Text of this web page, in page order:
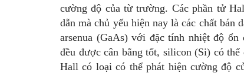
cường độ của từ trường. Các phần tử
dẫn mà chủ yếu hiện nay là các chất
arsenua (GaAs) với đặc tính nhiệt độ
đều được cân bằng tốt, silicon (Si) có
Hall có loại có thể phát hiện cường độ